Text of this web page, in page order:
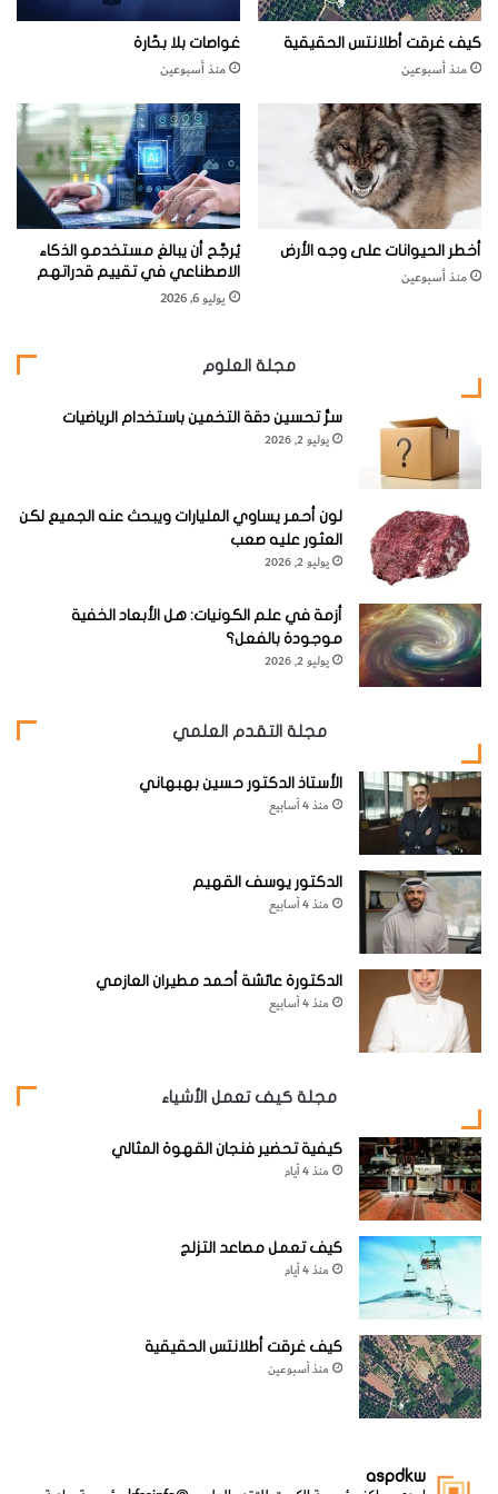
كتب
كيف غرقت أطلانتس الحقيقية
منذ أسبوعين
غواصات بلا بحّارة
منذ أسبوعين
أخطر الحيوانات على وجه الأرض
منذ أسبوعين
يُرجَّح أن يبالغ مستخدمو الذكاء
الاصطناعي في تقييم قدراتهم
يوليو 6, 2026
مجلة العلوم
سرُّ تحسين دقة التخمين باستخدام الرياضيات
يوليو 2, 2026
لون أحمر يساوي المليارات ويبحث عنه الجميع لكن
العثور عليه صعب
يوليو 2, 2026
أزمة في علم الكونيات: هل الأبعاد الخفية
موجودة بالفعل؟
يوليو 2, 2026
مجلة التقدم العلمي
الأستاذ الدكتور حسين بهبهاني
منذ 4 أسابيع
الدكتور يوسف القهيم
منذ 4 أسابيع
الدكتورة عائشة أحمد مطيران العازمي
منذ 4 أسابيع
مجلة كيف تعمل الأشياء
كيفية تحضير فنجان القهوة المثالي
منذ 4 أيام
كيف تعمل مصاعد التزلج
منذ 4 أيام
كيف غرقت أطلانتس الحقيقية
منذ أسبوعين
aspdkw